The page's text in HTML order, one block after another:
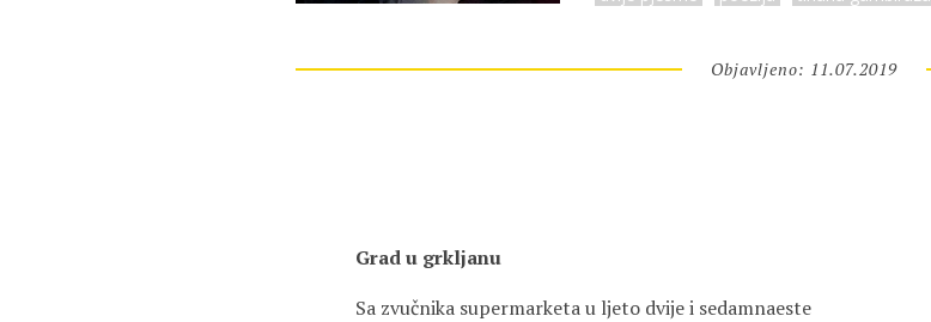
Objavljeno: 11.07.2019
Grad u grkljanu
Sa zvučnika supermarketa u ljeto dvije i sedamnaeste